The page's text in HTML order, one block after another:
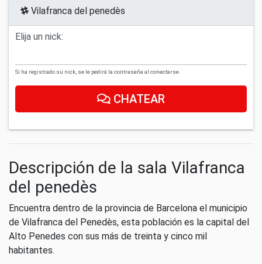
Vilafranca del penedès
Elija un nick:
Si ha registrado su nick, se le pedirá la contraseña al conectarse.
CHATEAR
Descripción de la sala Vilafranca
del penedès
Encuentra dentro de la provincia de Barcelona el municipio
de Vilafranca del Penedès, esta población es la capital del
Alto Penedes con sus más de treinta y cinco mil
habitantes.